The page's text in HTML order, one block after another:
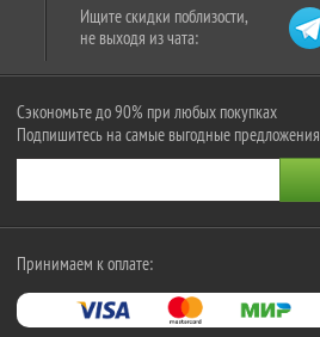
Ищите скидки поблизости,
не выходя из чата:
Сэкономьте до 90% при любых покупках
Подпишитесь на самые выгодные предложения
Принимаем к оплате: